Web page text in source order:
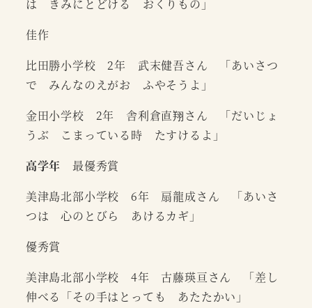
は きみにとどける おくりもの」
佳作
比田勝小学校 2年 武末健吾さん 「あいさつ
で みんなのえがお ふやそうよ」
金田小学校 2年 舎利倉直翔さん 「だいじょ
うぶ こまっている時 たすけるよ」
高学年 最優秀賞
美津島北部小学校 6年 扇龍成さん 「あいさ
つは 心のとびら あけるカギ」
優秀賞
美津島北部小学校 4年 古藤瑛亘さん 「差し
伸べる「その手はとっても あたたかい」